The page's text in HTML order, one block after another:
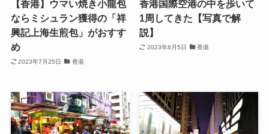
【香港】ウマい焼き小龍包
ならミシュラン獲得の「祥
興記上海生煎包」がおすす
め
2023年7月25日 香港
香港国際空港の中を歩いて
1周してきた【写真で解
説】
2023年8月5日 香港